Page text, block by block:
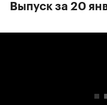
Выпуск за 20